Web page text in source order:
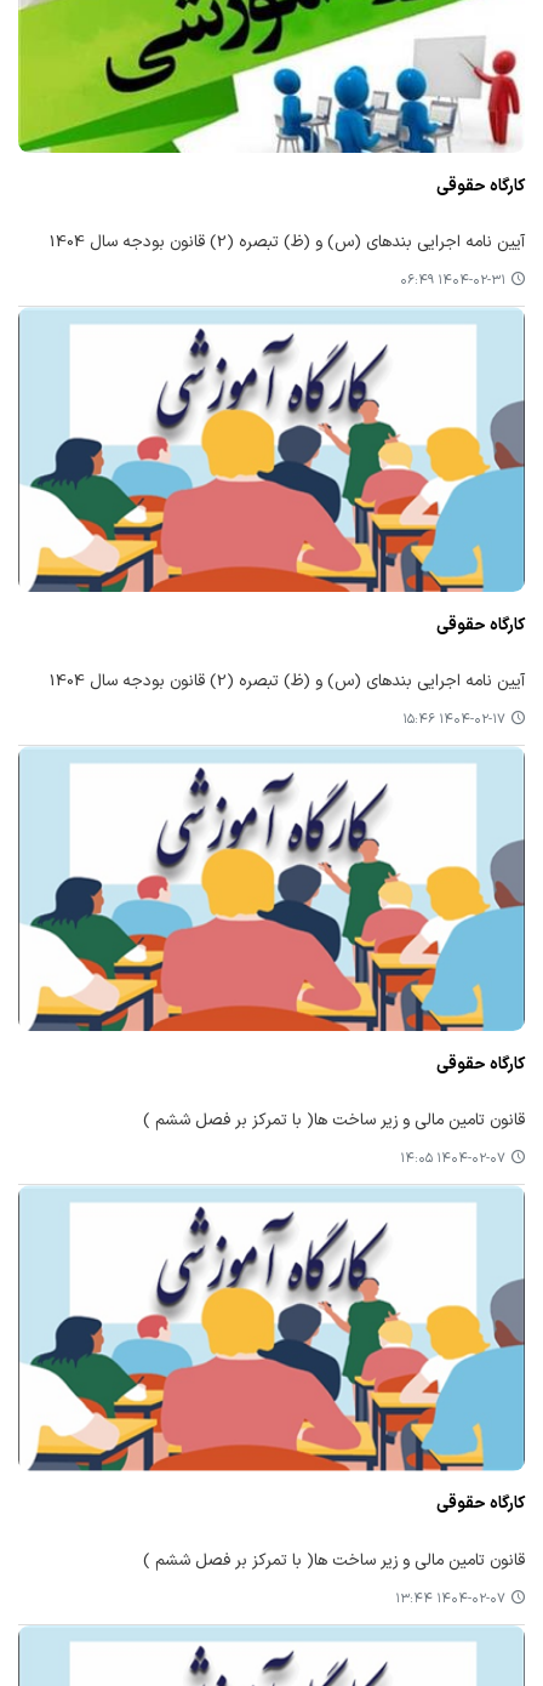
کارگاه حقوقی
آیین نامه اجرایی بندهای (س) و (ظ) تبصره (2) قانون بودجه سال 1404
۱۴۰۴-۰۲-۳۱ ۰۶:۴۹
كارگاه حقوقی
آیین نامه اجرایی بندهای (س) و (ظ) تبصره (2) قانون بودجه سال 1404
۱۴۰۴-۰۲-۱۷ ۱۵:۴۶
كارگاه حقوقی
قانون تامین مالی و زیر ساخت ها( با تمرکز بر فصل ششم )
۱۴۰۴-۰۲-۰۷ ۱۴:۰۵
کارگاه حقوقی
قانون تامین مالی و زیر ساخت ها( با تمرکز بر فصل ششم )
۱۴۰۴-۰۲-۰۷ ۱۳:۴۴